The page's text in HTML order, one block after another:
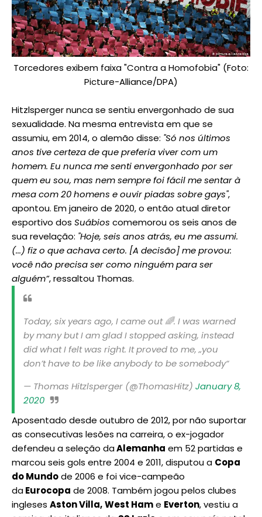
Torcedores exibem faixa "Contra a Homofobia" (Foto:
Picture-Alliance/DPA)
Hitzlsperger nunca se sentiu envergonhado de sua
sexualidade. Na mesma entrevista em que se
assumiu, em 2014, o alemão disse: "Só nos últimos
anos tive certeza de que preferia viver com um
homem. Eu nunca me senti envergonhado por ser
quem eu sou, mas nem sempre foi fácil me sentar à
mesa com 20 homens e ouvir piadas sobre gays",
apontou. Em janeiro de 2020, o então atual diretor
esportivo dos Suábios comemorou os seis anos de
sua revelação: "Hoje, seis anos atrás, eu me assumi.
(...) fiz o que achava certo. [A decisão] me provou:
você não precisa ser como ninguém para ser
alguém”, ressaltou Thomas.
Today, six years ago, I came out 🌈. I was warned
by many but I am glad I stopped asking, instead
did what I felt was right. It proved to me, „you
don’t have to be like anybody to be somebody“
— Thomas Hitzlsperger (@ThomasHitz) January 8,
2020
Aposentado desde outubro de 2012, por não suportar
as consecutivas lesões na carreira, o ex-jogador
defendeu a seleção daAlemanha em 52 partidas e
marcou seis gols entre 2004 e 2011, disputou a Copa
do Mundode 2006 e foi vice-campeão
daEurocopa de 2008. Também jogou pelos clubes
ingleses Aston Villa,West Hame Everton, vestiu a